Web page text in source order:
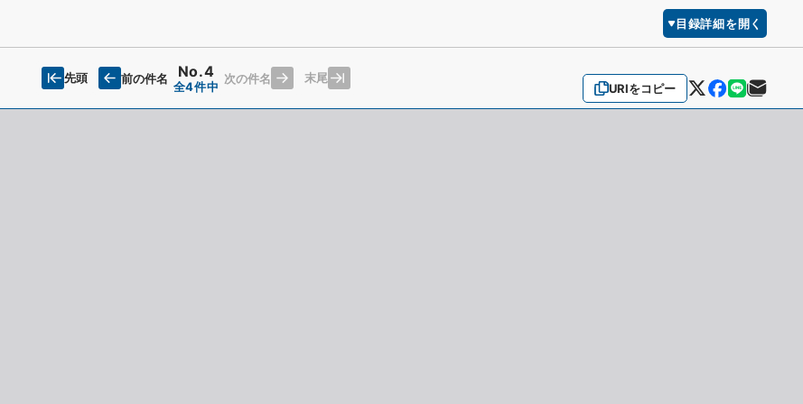
目録詳細を開く
URIをコピー
先頭 前の件名 No.4
全4件中
次の件名 末尾